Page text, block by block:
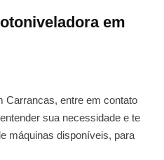
em
Carrancas, entre em contato
sua necessidade e te
máquinas disponíveis, para